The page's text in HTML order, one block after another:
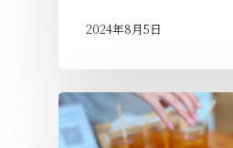
2024年8月5日